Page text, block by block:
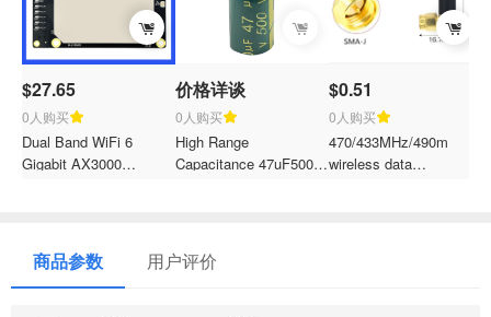
$27.65
0人购买
Dual Band WiFi 6
Gigabit AX3000
价格详谈
0人购买
High Range
Capacitance 47uF500V
$0.51
0人购买
470/433MHz/490m
wireless data
商品参数 用户评价